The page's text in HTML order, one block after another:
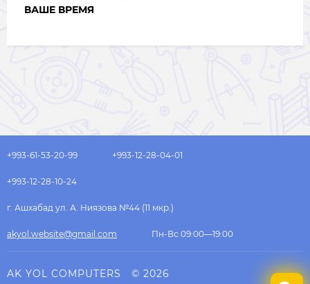
ВАШЕ ВРЕМЯ
+993-61-53-20-99 +993-12-28-04-01
+993-12-28-10-24
г. Ашхабад ул. А. Ниязова №44 (11 мкр.)
akyol.website@gmail.com Пн-Вс 09:00—19:00
AK YOL COMPUTERS © 2026